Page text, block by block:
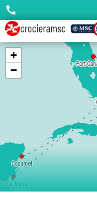
Port
Port
Maya
Cozumel
+
−
call